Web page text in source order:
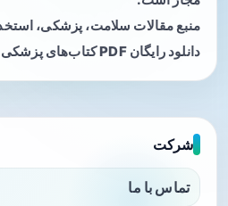
منبع مقالات سلامت، پزشکی،
دانلود رایگان PDF کتاب‌های پزشکی.
شرکت
تماس با ما